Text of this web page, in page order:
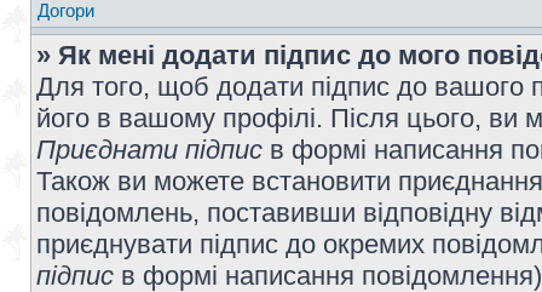
Догори
» Як мені додати підпис до мого
Для того, щоб додати підпис до вашого
його в вашому профілі. Після цього, ви
Приєднати підпис в формі написання
Також ви можете встановити
повідомлень, поставивши відповідну
приєднувати підпис до окремих
підпис в формі написання